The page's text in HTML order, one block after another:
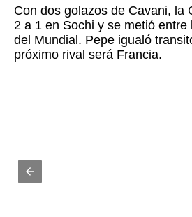
Con dos golazos de Cavani, la
2 a 1 en Sochi y se metió entre
del Mundial. Pepe igualó
próximo rival será Francia.